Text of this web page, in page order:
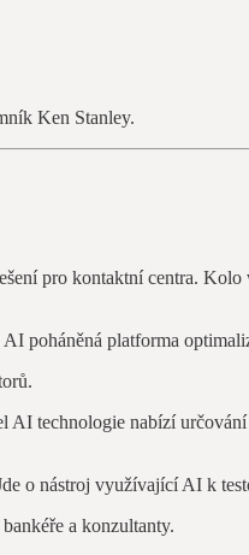
Ken Stanley.
pro kontaktní centra.
poháněná platforma
AI technologie nabízí
o nástroj využívající AI k
a konzultanty.